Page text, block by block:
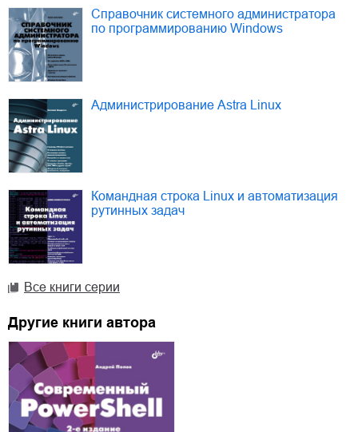
Справочник системного администратора
по программированию Windows
Администрирование Astra Linux
Командная строка Linux и автоматизация
рутинных задач
Все книги серии
Другие книги автора